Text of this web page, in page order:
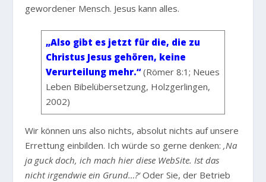
gewordener Mensch. Jesus kann alles.
„Also gibt es jetzt für die, die zu
Christus Jesus gehören, keine
Verurteilung mehr.“(Römer 8:1; Neues
Leben Bibelübersetzung, Holzgerlingen,
2002)
Wir können uns also nichts, absolut nichts auf unsere
Errettung einbilden. Ich würde so gerne denken:‚Na
ja guck doch, ich mach hier diese WebSite. Ist das
nicht irgendwie ein Grund…?‘Oder Sie, der Betrieb